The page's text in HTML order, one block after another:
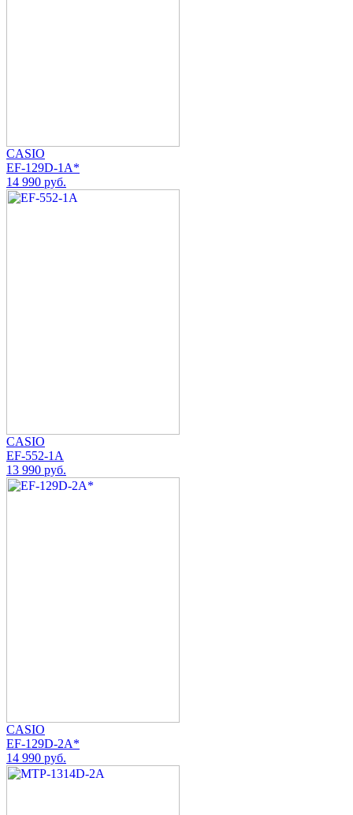
CASIO
EF-129D-1A*
14 990 руб.
CASIO
EF-552-1A
13 990 руб.
CASIO
EF-129D-2A*
14 990 руб.